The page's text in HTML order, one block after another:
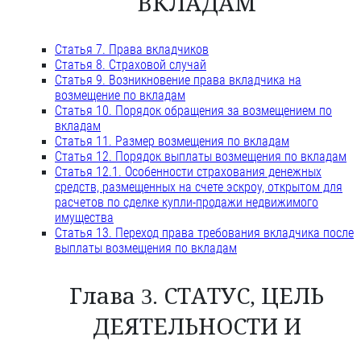
Статья 7. Права вкладчиков
Статья 8. Страховой случай
Статья 9. Возникновение права вкладчика на
возмещение по вкладам
Статья 10. Порядок обращения за возмещением по
вкладам
Статья 11. Размер возмещения по вкладам
Статья 12. Порядок выплаты возмещения по вкладам
Статья 12.1. Особенности страхования денежных
средств, размещенных на счете эскроу, открытом для
расчетов по сделке купли-продажи недвижимого
имущества
Статья 13. Переход права требования вкладчика после
выплаты возмещения по вкладам
Глава 3. СТАТУС, ЦЕЛЬ
ДЕЯТЕЛЬНОСТИ И